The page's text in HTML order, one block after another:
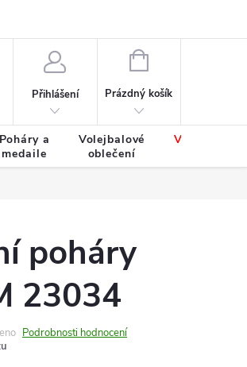
Přihlášení
NÁKUPNÍ
Prázdný košík
Poháry a
medaile
Volejbalové
oblečení
Výprodej
poháry
23034
Podrobnosti hodnocení